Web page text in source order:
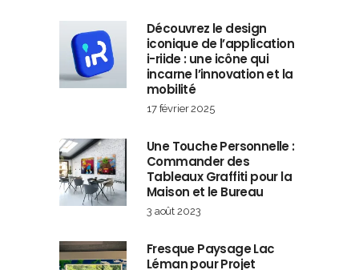
Découvrez le design
iconique de l’application
i-riide : une icône qui
incarne l’innovation et la
mobilité
17 février 2025
Une Touche Personnelle :
Commander des
Tableaux Graffiti pour la
Maison et le Bureau
3 août 2023
Fresque Paysage Lac
Léman pour Projet